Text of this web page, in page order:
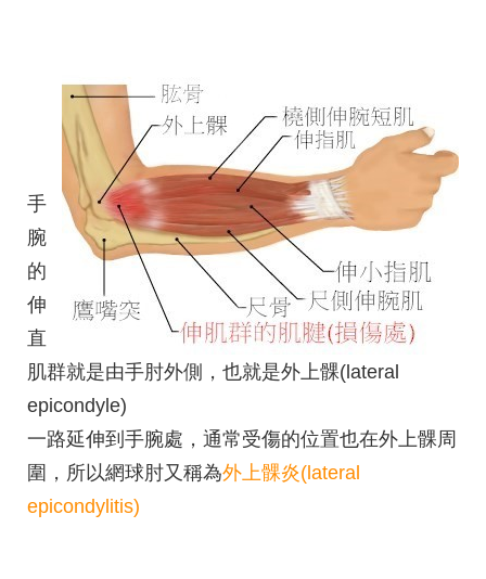
手
腕
的
伸
直
肌群就是由手肘外側， 也就是外上髁(lateral
epicondyle)
一路延伸到手腕處，通常受傷的位置也在外上髁周
圍，所以網球肘又稱為外上髁炎(lateral
epicondylitis)